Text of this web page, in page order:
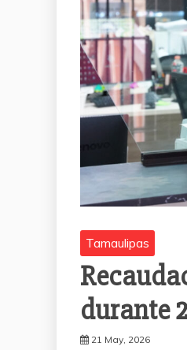
Tamaulipas
durante
21 May, 2026